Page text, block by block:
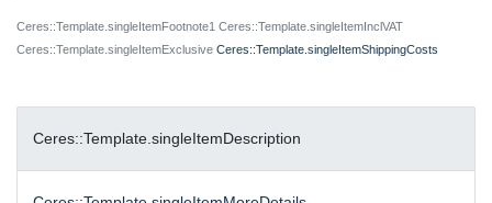
Ceres::Template.singleItemFootnote1 Ceres::Template.singleItemInclVAT
Ceres::Template.singleItemExclusive Ceres::Template.singleItemShippingCosts
Ceres::Template.singleItemDescription